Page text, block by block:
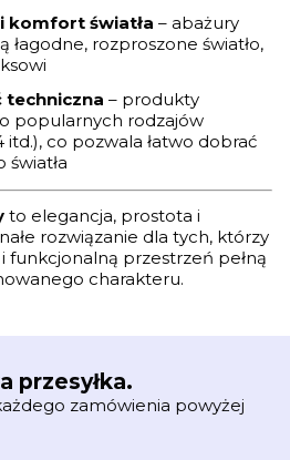
komfort światła – abażury
łagodne, rozproszone światło,
techniczna – produkty
popularnych rodzajów
itd.), co pozwala łatwo dobrać
światła
to elegancja, prostota i
rozwiązanie dla tych, którzy
funkcjonalną przestrzeń pełną
charakteru.
przesyłka.
zamówienia powyżej